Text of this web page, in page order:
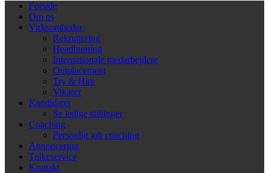
Forside
Om os
Virksomheder
Rekruttering
Headhunting
Internationale medarbejdere
Outplacement
Try & Hire
Vikarer
Kandidater
Se ledige stillinger
Coaching
Personlig job coaching
Annoncering
Tolkeservice
Kontakt